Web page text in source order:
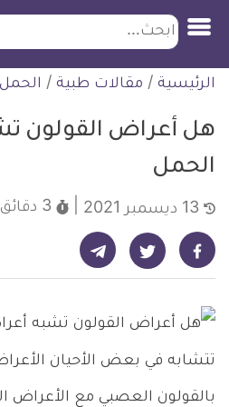
التخطي
للمحتوى
ابحث
الرئيسية / مقالات طبية / الحمل
هل أعراض القولون
الحمل
3 دقائق
شارك على فيسبوك - ديلي ميديكال انفو شارك على تويتر - ديلي ميديكال انفو شارك على تيليجرام - ديلي ميديكال انفو
تتشابه في بعض الأحيان
بالقولون العصبي مع الأعراض